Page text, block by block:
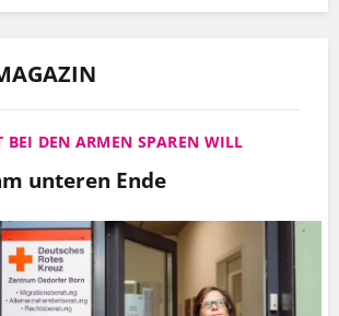
BEI DEN ARMEN SPAREN WILL
unteren Ende